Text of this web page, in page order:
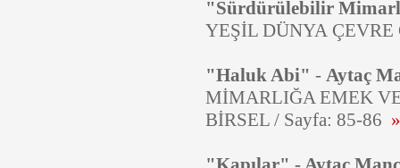
"Sürdürülebilir
YEŞİL DÜNYA ÇEVRE
"Haluk Abi" - Aytaç
MİMARLIĞA EMEK
BİRSEL / Sayfa: 85-86